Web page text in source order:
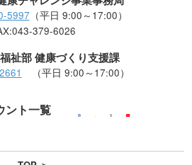
5997 （平日 9:00～17:00）
379-6026
祉部 健康づくり支援課
（平日 9:00～17:00）
ント一覧